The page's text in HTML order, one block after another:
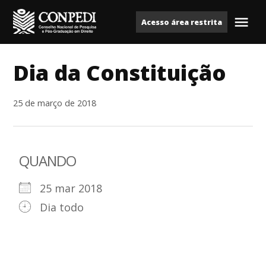
para
o
ConpediAcesso área restrita
Dia da Constituição
25 de março de 2018
QUANDO
25 mar 2018
Dia todo